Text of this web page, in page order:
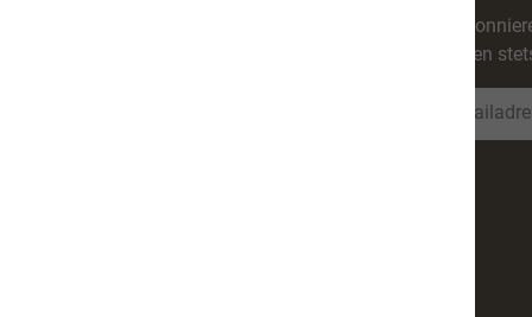
werden